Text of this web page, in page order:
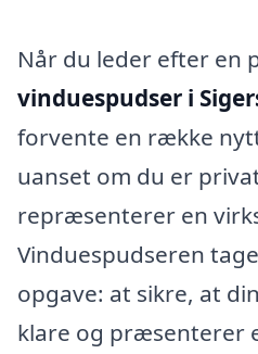
Når du leder efter en
vinduespudser i
forvente en række
uanset om du er
repræsenterer en
Vinduespudseren
opgave: at sikre, at
klare og præsenterer